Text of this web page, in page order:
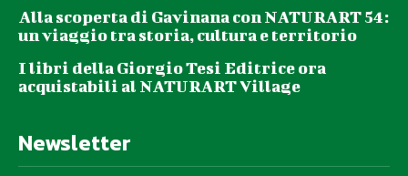
Alla scoperta di Gavinana con NATURART 54:
un viaggio tra storia, cultura e territorio
I libri della Giorgio Tesi Editrice ora
acquistabili al NATURART Village
Newsletter